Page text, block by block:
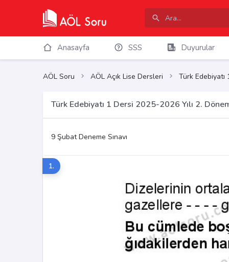
Anasayfa SSS Duyurular
AÖL Soru AÖL Açık Lise Dersleri Türk Edebiyatı
Türk Edebiyatı 1 Dersi 2025-2026 Yılı 2.
9 Şubat Deneme Sınavı
1.